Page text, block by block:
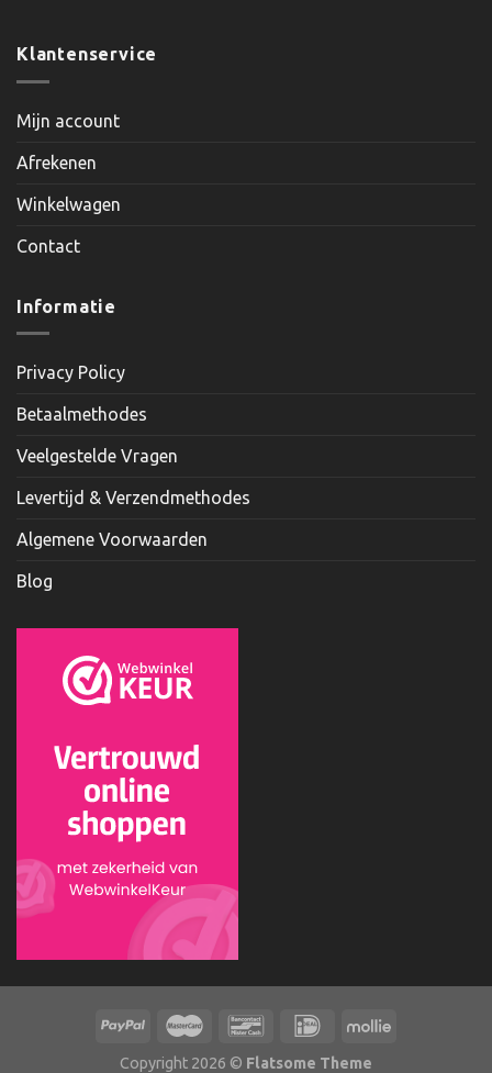
Klantenservice
Mijn account
Afrekenen
Winkelwagen
Contact
Informatie
Privacy Policy
Betaalmethodes
Veelgestelde Vragen
Levertijd & Verzendmethodes
Algemene Voorwaarden
Blog
Copyright 2026 © Flatsome Theme